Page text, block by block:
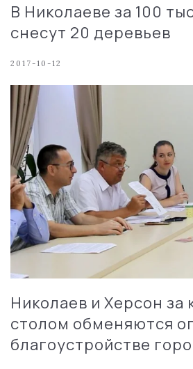
В Николаеве за 100
снесут 20 деревьев
2017-10-12
Николаев и Херсон за
столом обменяются
благоустройстве